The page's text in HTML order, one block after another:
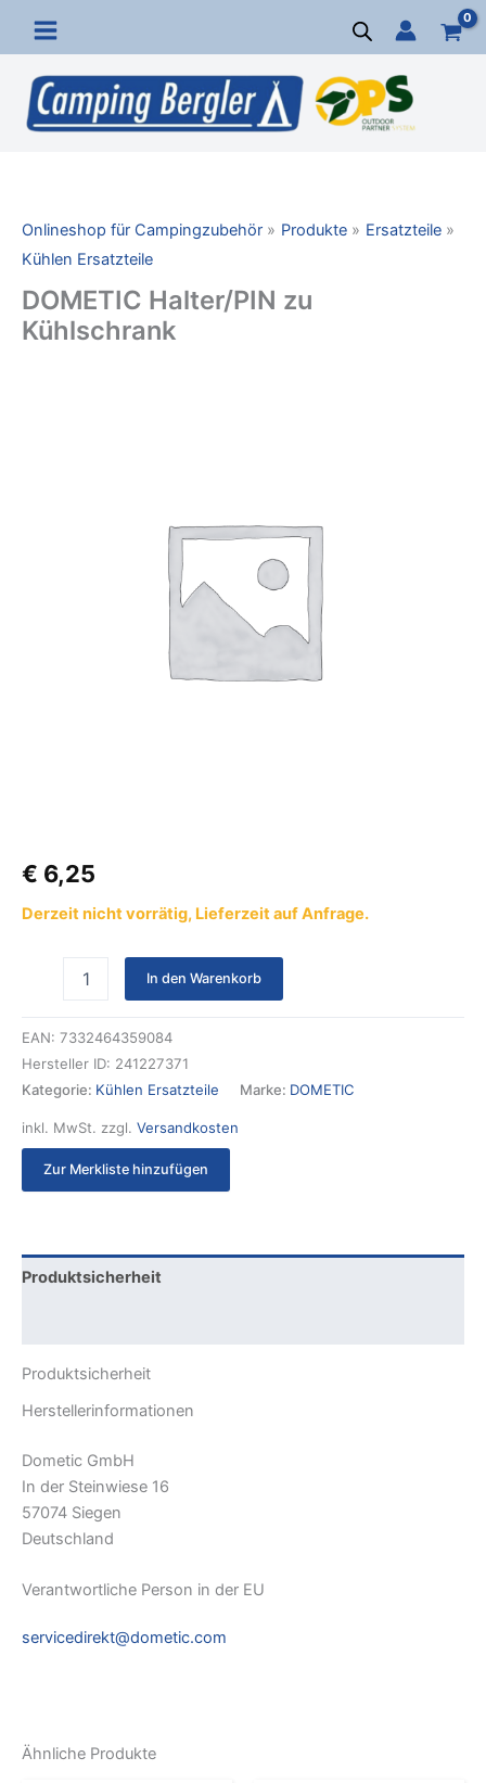
Inhalt
springen
Onlineshop für Campingzubehör Produkte
Ersatzteile
Kühlen Ersatzteile
DOMETIC Halter/PIN zu
Kühlschrank
€ 6,25
Derzeit nicht vorrätig, Lieferzeit auf Anfrage.
In den Warenkorb
EAN: 7332464359084
Hersteller ID: 241227371
Kategorie: Kühlen Ersatzteile Marke: DOMETIC
inkl. MwSt. zzgl. Versandkosten
Zur Merkliste hinzufügen
Produktsicherheit
Produktsicherheit
Herstellerinformationen
Dometic GmbH
In der Steinwiese 16
57074 Siegen
Deutschland
Verantwortliche Person in der EU
servicedirekt@dometic.com
Ähnliche Produkte